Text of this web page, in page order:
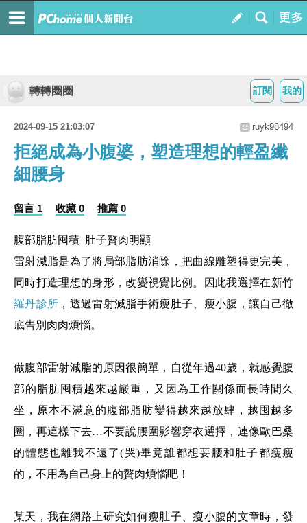
我的
訂閱
轉轉圈圈
2024-09-15 21:03:07 ruyk98494
拒絕成為小腹婆，塑造理想的輕盈纖
細腰身
留言 1 收藏 0 推薦 0
腹部脂肪囤積 肚子贅肉明顯
雷射減脂是為了將局部脂肪消除，把曲線雕塑得更完美，
同時打造理想的身形，改變視覺比例。因此我選擇在新竹
羅丹診所 ，透過雷射減脂手術瘦肚子、瘦小腹，讓自己徹
底告別肉肉煩惱。
做腹部雷射減脂的原因很簡單，自從年過40歲，就感覺腹
部的脂肪囤積越來越嚴重，又因為工作關係而長時間久
坐，原本不滿意的腹部脂肪變得越來越放肆，越囤越多
圈，再這樣下去…不要說腰圍影響穿衣選擇，連像歐巴桑
的體態也離我不遠了(哭)畢竟誰都想要腰和肚子都瘦瘦
的，不用為自己身上的贅肉煩惱吧！
某天，我在網路上研究如何瘦肚子、瘦小腹的文章時，發